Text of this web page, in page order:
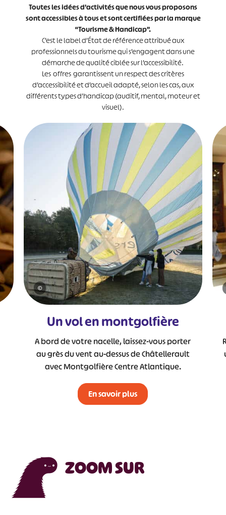
Toutes les idées d’activités que nous vous proposons
sont accessibles à tous et sont certifiées par la marque
“Tourisme & Handicap”.
C’est le label d’État de référence attribué aux
professionnels du tourisme qui s’engagent dans une
démarche de qualité ciblée sur l’accessibilité.
Les offres garantissent un respect des critères
d’accessibilité et d’accueil adapté, selon les cas, aux
différents types d’handicap (auditif, mental, moteur et
visuel).
©
Un vol en montgolfière
A bord de votre nacelle, laissez-vous porter
au grès du vent au-dessus de Châtellerault
avec Montgolfière Centre Atlantique.
En savoir plus
ZOOM SUR